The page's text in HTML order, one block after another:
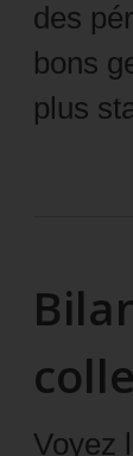
des
bons
plus
Voyez